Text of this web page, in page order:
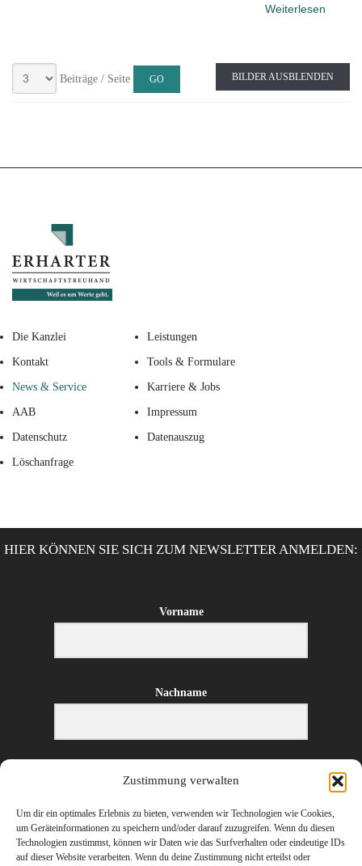
Zustimmung verwalten
Um dir ein optimales Erlebnis zu bieten, verwenden wir Technologien wie Cookies,
um Geräteinformationen zu speichern und/oder darauf zuzugreifen. Wenn du diesen
Technologien zustimmst, können wir Daten wie das Surfverhalten oder eindeutige IDs
auf dieser Website verarbeiten. Wenn du deine Zustimmung nicht erteilst oder
Weiterlesen
Beiträge / Seite BILDER AUSBLENDEN
Die Kanzlei Leistungen
Kontakt Tools & Formulare
News & Service Karriere & Jobs
AAB Impressum
Datenschutz Datenauszug
Löschanfrage
HIER KÖNNEN SIE SICH ZUM NEWSLETTER ANMELDEN:
Vorname
Nachname
E-Mail-Adresse
ANMELDEN